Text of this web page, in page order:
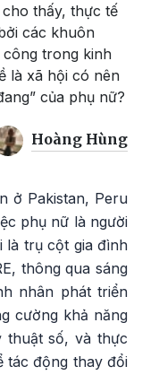
cho thấy, thực tế
các khuôn
công trong kinh
là xã hội có nên
của phụ nữ?
Hoàng Hùng
ở Pakistan, Peru
phụ nữ là người
là trụ cột gia đình
thông qua sáng
nhân phát triển
cường khả năng
thuật số, và thực
tác động thay đổi